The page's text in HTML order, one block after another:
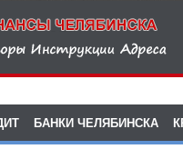
БАНКИ ЧЕЛЯБИНСКА